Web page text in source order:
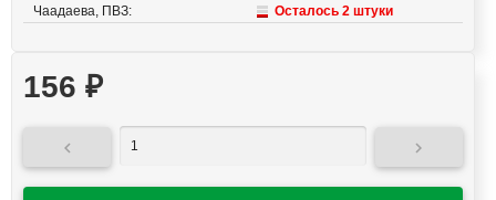
Чаадаева, ПВЗ: Осталось 2 штуки
156 ₽
 